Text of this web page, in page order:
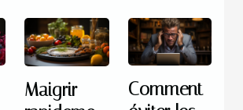
Maigrir
Comment